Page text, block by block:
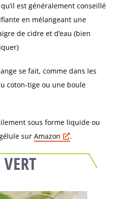
est généralement conseillé
en mélangeant une
de cidre et d’eau (bien
se fait, comme dans les
coton-tige ou une boule
sous forme liquide ou
sur Amazon .